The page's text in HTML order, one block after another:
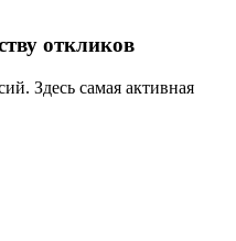
откликов
. Здесь самая активная